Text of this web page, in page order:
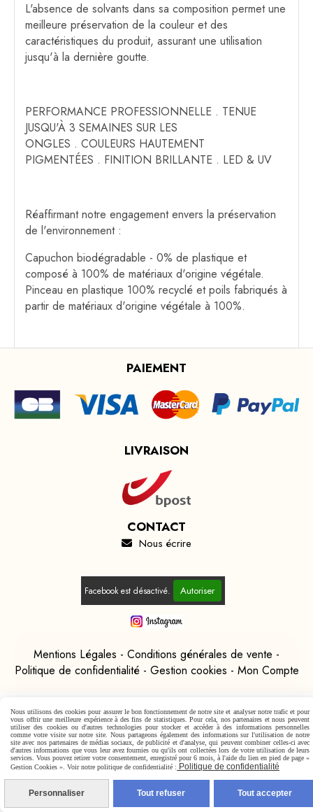
L'absence de solvants dans sa composition permet une
meilleure préservation de la couleur et des
caractéristiques du produit, assurant une utilisation
jusqu'à la dernière goutte.
PERFORMANCE PROFESSIONNELLE . TENUE
JUSQU'À 3 SEMAINES SUR LES
ONGLES . COULEURS HAUTEMENT
PIGMENTÉES . FINITION BRILLANTE . LED & UV
Réaffirmant notre engagement envers la préservation
de l'environnement :
Capuchon biodégradable - 0% de plastique et
composé à 100% de matériaux d'origine végétale.
Pinceau en plastique 100% recyclé et poils fabriqués à
partir de matériaux d'origine végétale à 100%.
PAIEMENT
LIVRAISON
CONTACT
 Nous écrire
Facebook est désactivé. Autoriser
Mentions Légales
Conditions générales de vente
Politique de confidentialité
Gestion cookies Mon Compte
Nous utilisons des cookies pour assurer le bon fonctionnement de notre site et analyser notre trafic et pour
vous offrir une meilleure expérience à des fins de statistiques. Pour cela, nos partenaires et nous peuvent
utiliser des cookies ou d'autres technologies pour stocker et accéder à des informations personnelles
comme votre visite sur notre site. Nous partageons également des informations sur l'utilisation de notre
site avec nos partenaires de médias sociaux, de publicité et d'analyse, qui peuvent combiner celles-ci avec
d'autres informations que vous leur avez fournies ou qu'ils ont collectées lors de votre utilisation de leurs
services. Vous pouvez retirer votre consentement, enregistré pour 6 mois, à l'aide du lien en pied de page «
Gestion Cookies ». Voir notre politique de confidentialité : Politique de confidentialité
Personnaliser Tout refuser Tout accepter